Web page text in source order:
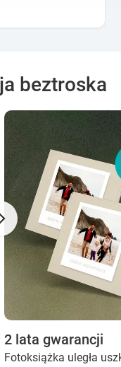
beztroska
2 lata gwarancji
Fotoksiążka uległa